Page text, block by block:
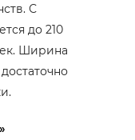
С
до 210
Ширина